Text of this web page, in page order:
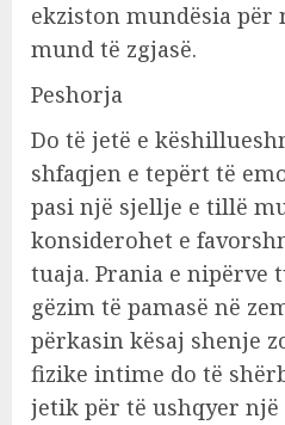
ekziston mundësia për
mund të zgjasë.
Peshorja
Do të jetë e
shfaqjen e tepërt të
pasi një sjellje e tillë
konsiderohet e
tuaja. Prania e nipërve
gëzim të pamasë në
përkasin kësaj shenje
fizike intime do të
jetik për të ushqyer